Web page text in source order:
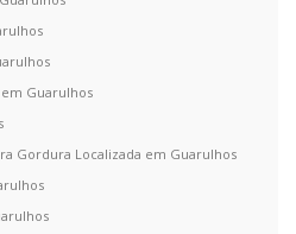
Guarulhos
Gordura Localizada em Guarulhos